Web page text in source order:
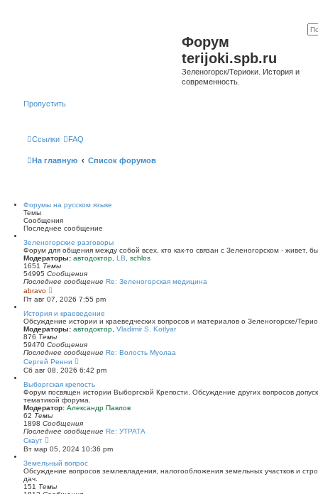
Форум
terijoki.spb.ru
Зеленогорск/Териоки. История и
современность.
Пропустить
Ссылки FAQ
На главную Список форумов
Форумы на русском языке
Темы
Сообщения
Последнее сообщение
Зеленогорские разговоры
Форум для общения между собой всех, кто как-то связан с Зеленогорском - живет,
Модераторы: автодоктор LB
schlos
1651 Темы
54995 Сообщения
Последнее сообщение Re: Зеленогорская медицина
abravo
е
р
е
й
т
и
к
п
о
с
л
е
д
н
е
м
у
с
б
е
н
ю
Пт авг 07, 2026 7:55 pm
История и краеведение
Обсуждение истории и краеведческих вопросов и материалов о Зеленогорске/
Модераторы: автодоктор Vladimir S. Kotlyar
876 Темы
59470 Сообщения
Последнее сообщение Re: Волость Муолаа
Сергей Ренни
е
р
е
й
т
и
п
о
л
е
д
н
е
у
Сб авг 08, 2026 6:42 pm
Выборгская крепость
Форум посвящен истории Выборгской Крепости. Обсуждение других вопросов
тематикой форума.
Модератор: Александр Павлов
62 Темы
1898 Сообщения
Последнее сообщение Re: УТРАТА
Скаут
е
р
е
й
т
и
Вт мар 05, 2024 10:36 pm
Земельный вопрос
Обсуждение вопросов землевладения, налогообложения земельных участков и
дач.
151 Темы